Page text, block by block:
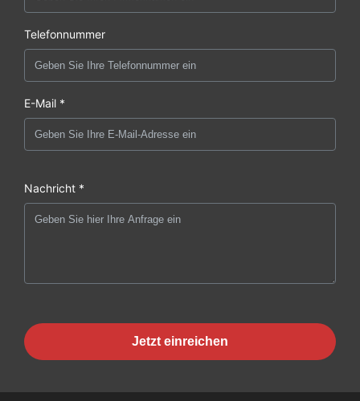
Telefonnummer
E-Mail *
Nachricht *
Jetzt einreichen